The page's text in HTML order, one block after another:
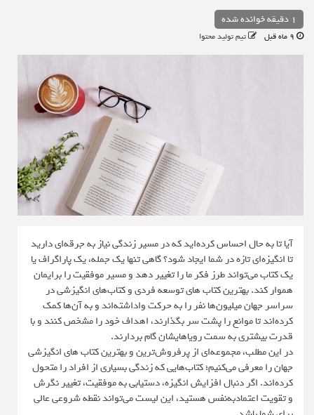
1 دقیقه خوانده شده
تیم تولید محتوا
آیا تا به حال احساس کرده‌اید که در مسیر زندگی نیاز به جرقه‌ای دارید
تا انگیزه‌ای تازه در شما ایجاد شود؟ گاهی تنها یک جمله، یک پاراگراف یا
یک کتاب می‌تواند طرز فکر ما را تغییر دهد و مسیر موفقیت را برایمان
هموار کند. بهترین کتاب های توسعه فردی و کتاب‌های انگیزشی در
سراسر جهان میلیون‌ها نفر را به حرکت واداشته‌اند و به آن‌ها کمک
کرده‌اند تا موانع را پشت سر بگذارند، اهداف خود را مشخص کنند و با
قدرت بیشتری به سمت رویاهایشان گام بردارند.
در این مطلب، مجموعه‌ای از پرفروش‌ترین و بهترین کتاب های انگیزشی
جهان را معرفی می‌کنیم؛ کتاب‌هایی که زندگی بسیاری از افراد را متحول
کرده‌اند. اگر دنبال افزایش انگیزه، دستیابی به موفقیت، تغییر نگرش
و تقویت اعتمادبه‌نفس هستید، این لیست می‌تواند نقطه شروعی عالی